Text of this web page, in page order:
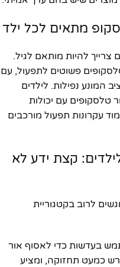
מתאים לכל ילד
צרייך להיות מותאם לגיל.
8), נמליץ על טלסקופים פשוטים לתפעול, עם
המונע נפילות. לילדים
לבחור טלסקופים עם יכולות
עקרונות תפעול מורכבים
קצת ידע לא
לרוב בקטגוריית
בעדשות כדי לאסוף אור
כמעט תחזוקה, ומציע